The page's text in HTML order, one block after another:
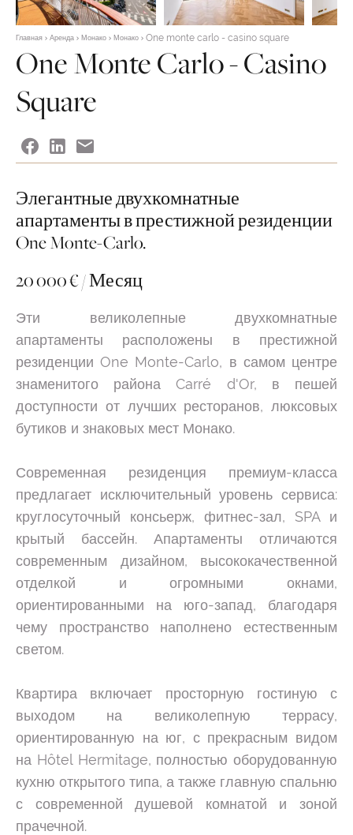
Главная Аренда Монако Монако One monte carlo - casino square
One Monte Carlo - Casino
Square
Элегантные двухкомнатные
апартаменты в престижной резиденции
One Monte-Carlo.
20 000 € / Месяц
Эти великолепные двухкомнатные
апартаменты расположены в престижной
резиденции One Monte-Carlo, в самом центре
знаменитого района Carré d'Or, в пешей
доступности от лучших ресторанов, люксовых
бутиков и знаковых мест Монако.
Современная резиденция премиум-класса
предлагает исключительный уровень сервиса:
круглосуточный консьерж, фитнес-зал, SPA и
крытый бассейн. Апартаменты отличаются
современным дизайном, высококачественной
отделкой и огромными окнами,
ориентированными на юго-запад, благодаря
чему пространство наполнено естественным
светом.
Квартира включает просторную гостиную с
выходом на великолепную террасу,
ориентированную на юг, с прекрасным видом
на Hôtel Hermitage, полностью оборудованную
кухню открытого типа, а также главную спальню
с современной душевой комнатой и зоной
прачечной.